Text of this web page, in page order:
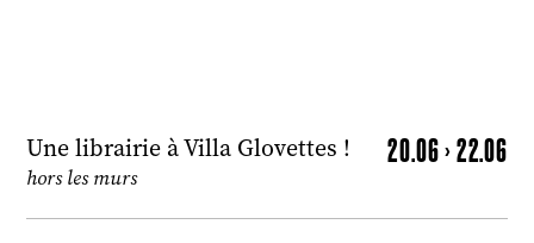
Une librairie à Villa Glovettes ! 20.06 > 22.06
hors les murs